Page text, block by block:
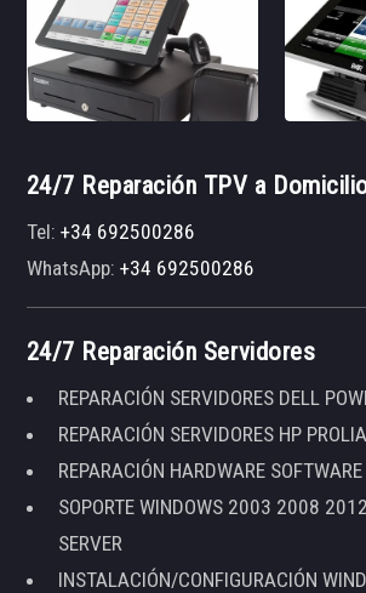
24/7 Reparación TPV a
Tel:+34 692500286
WhatsApp:+34 692500286
24/7 Reparación Servidores
REPARACIÓN SERVIDORES DELL
REPARACIÓN SERVIDORES HP
REPARACIÓN HARDWARE
SOPORTE WINDOWS 2003 2008
SERVER
INSTALACIÓN/CONFIGURACIÓN